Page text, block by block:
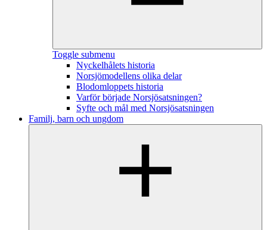
Toggle submenu
Nyckelhålets historia
Norsjömodellens olika delar
Blodomloppets historia
Varför började Norsjösatsningen?
Syfte och mål med Norsjösatsningen
Familj, barn och ungdom